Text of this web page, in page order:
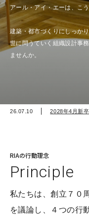
アール・アイ・エーは、こ
建築・都市づくりにしっか
世に問うていく組織設計事
ませんか。
26.07.10 2028年4月新
RIAの行動理念
Principle
私たちは、創立７０
を議論し、４つの行